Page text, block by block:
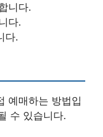
니다.
다.
다.
예매하는 방법입
수 있습니다.